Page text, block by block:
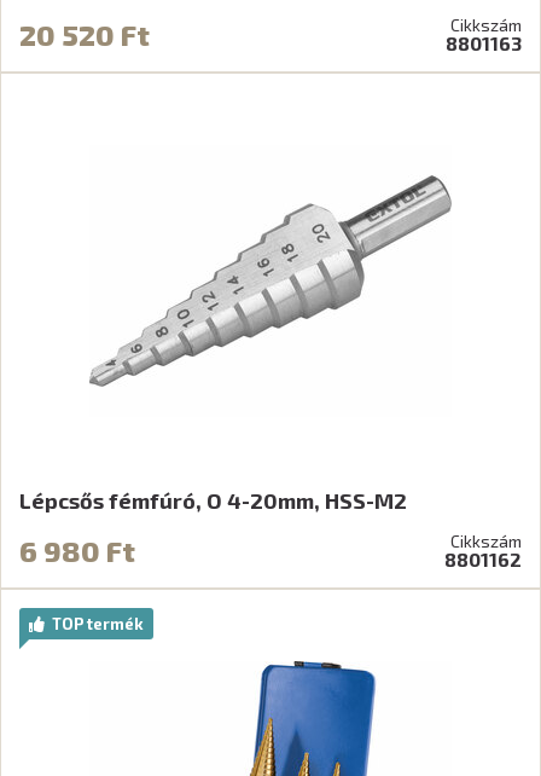
20 520 Ft Cikkszám
8801163
Lépcsős fémfúró, O 4-20mm, HSS-M2
6 980 Ft Cikkszám
8801162
TOP termék